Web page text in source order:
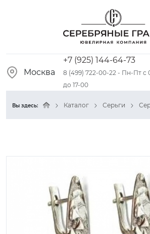
Москва
+7 (925) 144-64-73
8 (499) 722-00-22 - Пн-Пт с
до 17-00
Вы здесь: Каталог Серьги